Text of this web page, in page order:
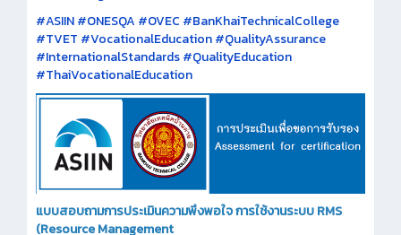
#ASIIN #ONESQA #OVEC #BanKhaiTechnicalCollege
#TVET #VocationalEducation #QualityAssurance
#InternationalStandards #QualityEducation
#ThaiVocationalEducation
แบบสอบถามการประเมินความพึงพอใจ การใช้งานระบบ RMS
(Resource Management